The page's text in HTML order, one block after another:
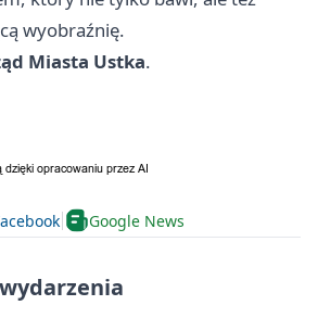
wyobraźnię.
Miasta Ustka.
Google News